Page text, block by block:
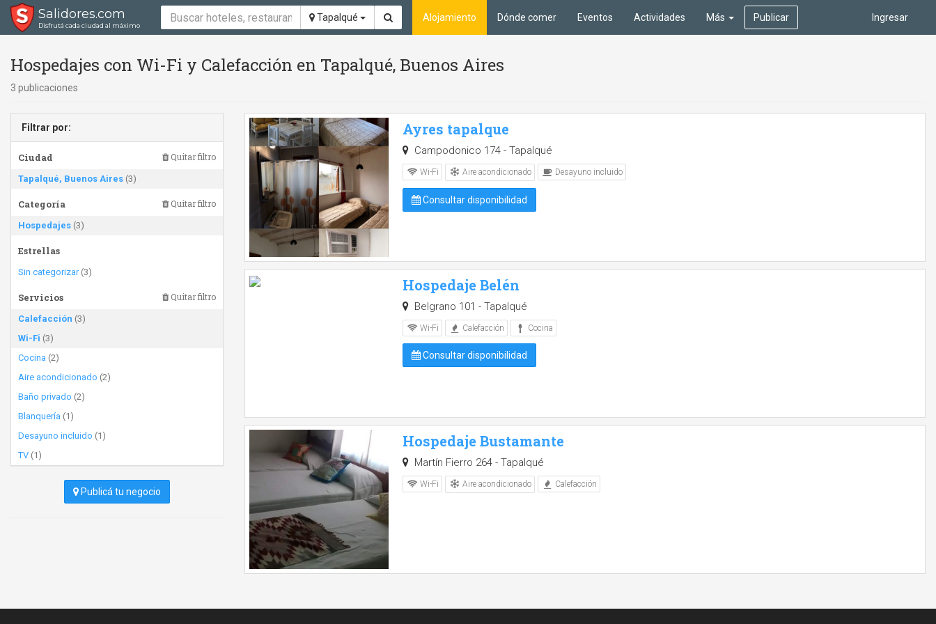
Salidores.com
Disfrutá cada ciudad al máximo
Tapalqué Ingresar
Alojamiento Dónde comer Eventos Actividades Más Publicar
Hospedajes con Wi-Fi y Calefacción en Tapalqué, Buenos Aires
3 publicaciones
Filtrar por:
Ciudad Quitar filtro
Tapalqué, Buenos Aires (3)
Categoría Quitar filtro
Hospedajes (3)
Estrellas
Sin categorizar(3)
Servicios Quitar filtro
Calefacción (3)
Wi-Fi (3)
Cocina (2)
Aire acondicionado (2)
Baño privado (2)
Blanquería (1)
Desayuno incluido (1)
TV (1)
Publicá tu negocio
Ayres tapalque
Campodonico 174 - Tapalqué
Wi-Fi Aire acondicionado Desayuno incluido
Consultar disponibilidad
Hospedaje Belén
Belgrano 101 - Tapalqué
Wi-Fi Calefacción Cocina
Consultar disponibilidad
Hospedaje Bustamante
Martín Fierro 264 - Tapalqué
Wi-Fi Aire acondicionado Calefacción